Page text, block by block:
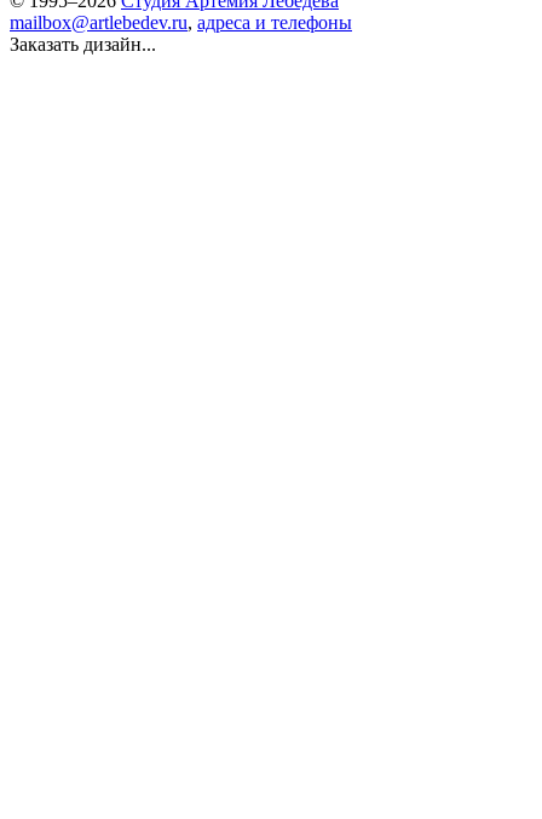
mailbox@artlebedev.ru, адреса и телефоны
Заказать дизайн...